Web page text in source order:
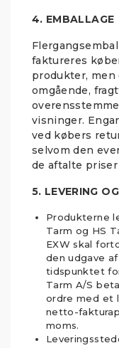
4. EMBALLAGE
faktureres
produkter, men
omgående,
visninger.
ved købers
selvom den
de aftalte
5. LEVERING
Produkterne
Tarm og HS
EXW skal
den udgave
tidspunktet
Tarm A/S
ordre med et
netto-
moms.